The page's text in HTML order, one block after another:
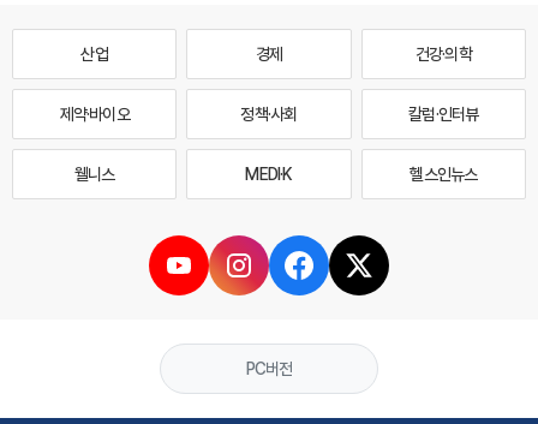
산업 경제 건강·의학
제약·바이오 정책·사회 칼럼·인터뷰
웰니스 MEDI·K 헬스인뉴스
PC버전